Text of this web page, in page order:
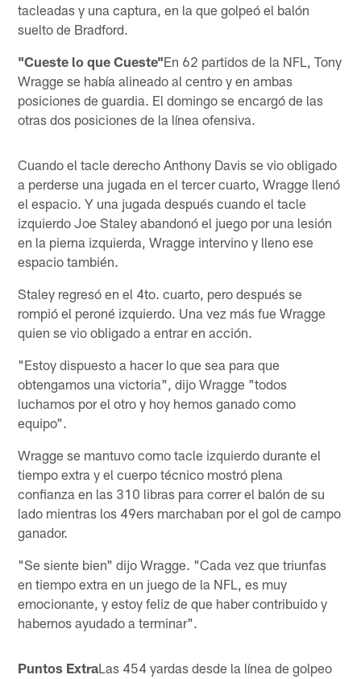
tacleadas y una captura, en la que golpeó el balón
suelto de Bradford.
"Cueste lo que Cueste"En 62 partidos de la NFL, Tony
Wragge se había alineado al centro y en ambas
posiciones de guardia. El domingo se encargó de las
otras dos posiciones de la línea ofensiva.
Cuando el tacle derecho Anthony Davis se vio obligado
a perderse una jugada en el tercer cuarto, Wragge llenó
el espacio. Y una jugada después cuando el tacle
izquierdo Joe Staley abandonó el juego por una lesión
en la pierna izquierda, Wragge intervino y lleno ese
espacio también.
Staley regresó en el 4to. cuarto, pero después se
rompió el peroné izquierdo. Una vez más fue Wragge
quien se vio obligado a entrar en acción.
"Estoy dispuesto a hacer lo que sea para que
obtengamos una victoria", dijo Wragge "todos
luchamos por el otro y hoy hemos ganado como
equipo".
Wragge se mantuvo como tacle izquierdo durante el
tiempo extra y el cuerpo técnico mostró plena
confianza en las 310 libras para correr el balón de su
lado mientras los 49ers marchaban por el gol de campo
ganador.
"Se siente bien" dijo Wragge. "Cada vez que triunfas
en tiempo extra en un juego de la NFL, es muy
emocionante, y estoy feliz de que haber contribuido y
habernos ayudado a terminar".
Puntos ExtraLas 454 yardas desde la línea de golpeo